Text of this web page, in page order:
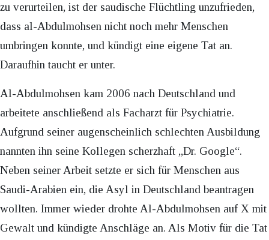
zu verurteilen, ist der saudische Flüchtling unzufrieden,
dass al-Abdulmohsen nicht noch mehr Menschen
umbringen konnte, und kündigt eine eigene Tat an.
Daraufhin taucht er unter.
Al-Abdulmohsen kam 2006 nach Deutschland und
arbeitete anschließend als Facharzt für Psychiatrie.
Aufgrund seiner augenscheinlich schlechten Ausbildung
nannten ihn seine Kollegen scherzhaft „Dr. Google“.
Neben seiner Arbeit setzte er sich für Menschen aus
Saudi-Arabien ein, die Asyl in Deutschland beantragen
wollten. Immer wieder drohte Al-Abdulmohsen auf X mit
Gewalt und kündigte Anschläge an. Als Motiv für die Tat